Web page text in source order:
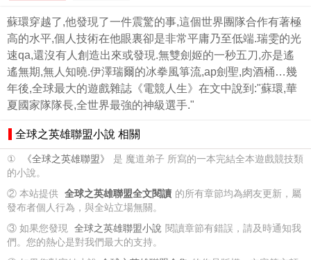
蘇環穿越了,他發現了一件震驚的事,這個世界團隊合作有著極
高的水平,個人技術在他眼裏卻是非常平庸乃至低端.瑞雯的光
速qa,還沒有人創造出來或發現.無雙劍姬的一秒五刀,亦是遙
遙無期,無人知曉.伊澤瑞爾的冰拳風箏流,ap劍聖,肉酒桶…幾
年後,全球最大的遊戲雜誌《電競人生》在文中說到:"蘇環,華
夏國家隊隊長,全世界最強的神級選手."
全球之英雄聯盟小說 相關
① 《全球之英雄聯盟》
是 魔道弟子 所寫的一本完結全本遊戲競技類
的小說。
② 本站提供 全球之英雄聯盟全文閱讀 的所有章節均為網友更新，屬
發布者個人行為，與全站立場無關。
③ 如果您發現 全球之英雄聯盟小說 閱讀章節有錯誤，請及時通知我
們。您的熱心是對我們最大的支持。